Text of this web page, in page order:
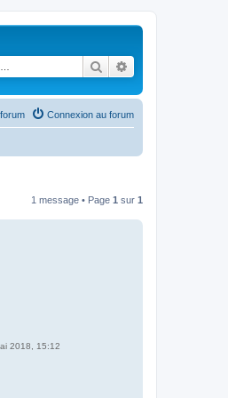
Rechercher
Connexion au forum
1 message • Page 1 sur 1
2018, 15:12